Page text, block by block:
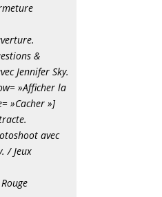
&
Jennifer Sky.
»Afficher la
»Cacher »]
avec
/ Jeux